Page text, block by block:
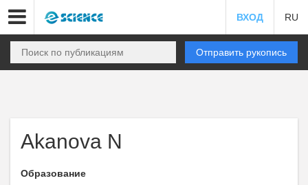
ВХОД RU
Отправить рукопись
Akanova N
Образование